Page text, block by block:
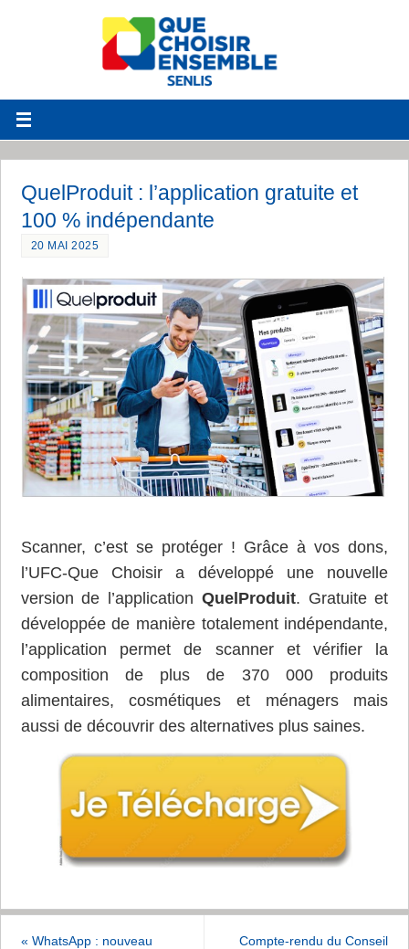
QuelProduit : l’application gratuite et
100 % indépendante
20 MAI 2025
Scanner, c’est se protéger ! Grâce à vos dons,
l’UFC-Que Choisir a développé une nouvelle
version de l’application QuelProduit. Gratuite et
développée de manière totalement indépendante,
l’application permet de scanner et vérifier la
composition de plus de 370 000 produits
alimentaires, cosmétiques et ménagers mais
aussi de découvrir des alternatives plus saines.
« WhatsApp : nouveau
Compte-rendu du Conseil